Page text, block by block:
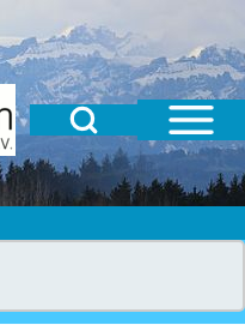
Open Sidebar
Open Search Block